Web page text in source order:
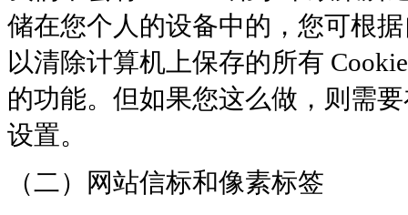
储在您个人的设备中的，您可根
以清除计算机上保存的所有
的功能。但如果您这么做，则需
设置。
（二）网站信标和像素标签